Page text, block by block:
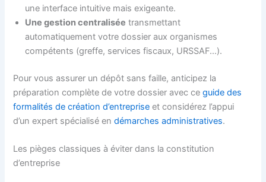
une interface intuitive mais exigeante.
Une gestion centralisée transmettant
automatiquement votre dossier aux organismes
compétents (greffe, services fiscaux, URSSAF…).
Pour vous assurer un dépôt sans faille, anticipez la
préparation complète de votre dossier avec ceguide des
formalités de création d’entreprise et considérez l’appui
d’un expert spécialisé endémarches administratives.
Les pièges classiques à éviter dans la constitution
d’entreprise